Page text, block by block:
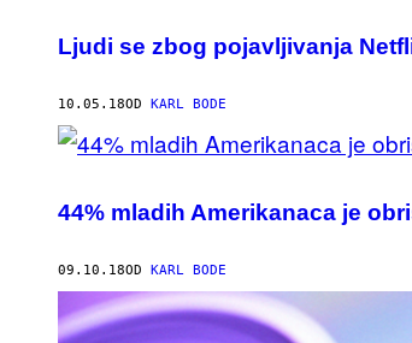
Ljudi se zbog pojavljivanja
10.05.18OD KARL BODE
44% mladih Amerikanaca je
09.10.18OD KARL BODE